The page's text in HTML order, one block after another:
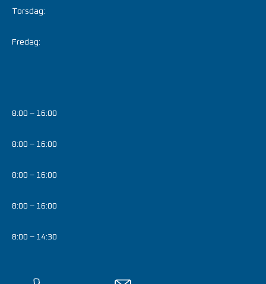
Torsdag:
Fredag:
8:00 – 16:00
8:00 – 16:00
8:00 – 16:00
8:00 – 16:00
8:00 – 14:30